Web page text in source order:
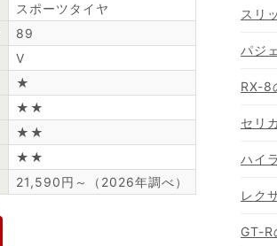
スポーツタイヤ
89
V
★
★★
★★
★★
21,590円～（2026年調べ）
スリ
パジ
RX-8
セリ
ハイ
レク
GT-R